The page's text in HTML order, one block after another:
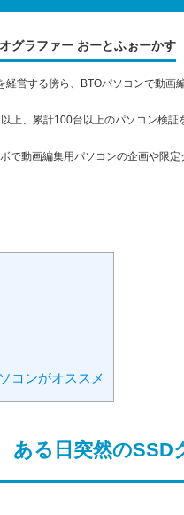
グラファー おーとふぉーかす
経営する傍ら、BTOパソコンで動画
上、累計100台以上のパソコン検証
で動画編集用パソコンの企画や限定
コンがオススメ
ある日突然のSSD